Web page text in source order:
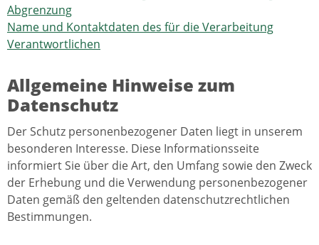
Abgrenzung
Name und Kontaktdaten des für die Verarbeitung
Verantwortlichen
Allgemeine Hinweise zum
Datenschutz
Der Schutz personenbezogener Daten liegt in unserem
besonderen Interesse. Diese Informationsseite
informiert Sie über die Art, den Umfang sowie den Zweck
der Erhebung und die Verwendung personenbezogener
Daten gemäß den geltenden datenschutzrechtlichen
Bestimmungen.